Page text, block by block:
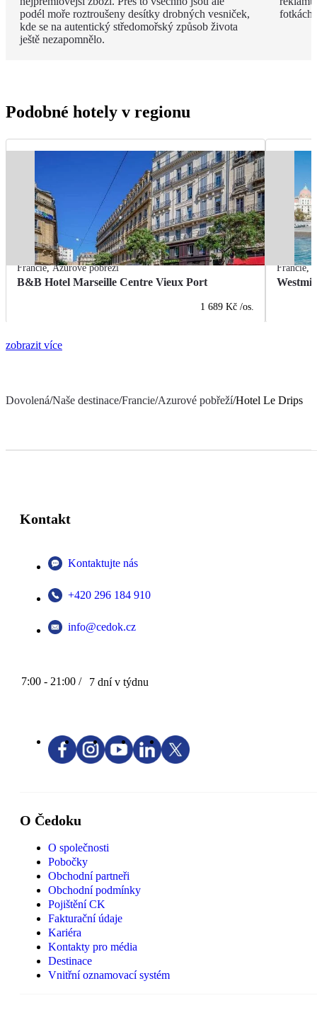
podél moře roztroušeny desítky drobných vesniček,
kde se na autentický středomořský způsob života
ještě nezapomnělo.
fotkách!
Podobné hotely v regionu
Francie,Azurové pobřeží
B&B Hotel Marseille Centre Vieux Port
1 689 Kč /os.
Francie,
zobrazit více
Dovolená/Naše destinace/Francie/Azurové pobřeží/Hotel Le Drips
Kontakt
Kontaktujte nás
+420 296 184 910
info@cedok.cz
7:00 - 21:00 / 7 dní v týdnu
O Čedoku
O společnosti
Pobočky
Obchodní partneři
Obchodní podmínky
Pojištění CK
Fakturační údaje
Kariéra
Kontakty pro média
Destinace
Vnitřní oznamovací systém